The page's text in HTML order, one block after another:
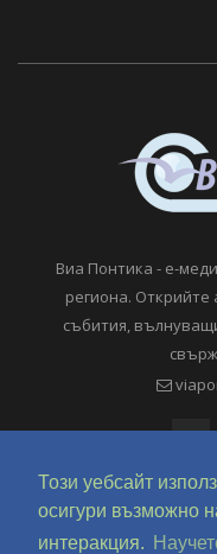
Този уебсайт
осигури възможно
интеракция.
Виа Понтика - е-
региона. Открийте
събития,